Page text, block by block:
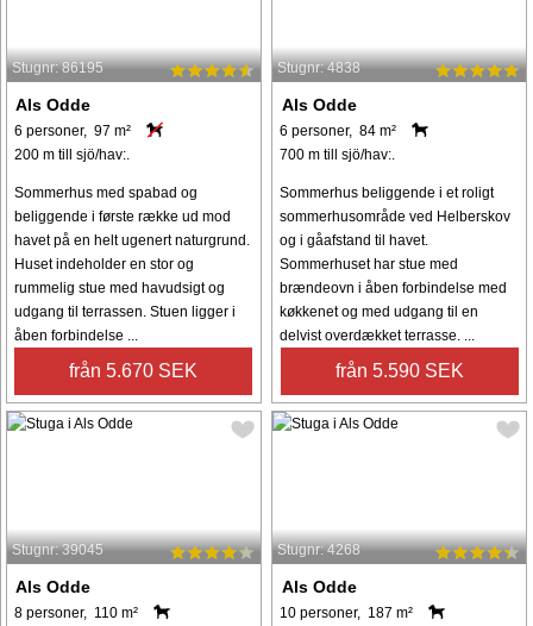
Stugnr: 86195
Als Odde
6 personer, 97 m²
200 m till sjö/hav:.
Sommerhus med spabad og
beliggende i første række ud mod
havet på en helt ugenert naturgrund.
Huset indeholder en stor og
rummelig stue med havudsigt og
udgang til terrassen. Stuen ligger i
åben forbindelse ...
från 5.670 SEK
Stugnr: 4838
Als Odde
6 personer, 84 m²
700 m till sjö/hav:.
Sommerhus beliggende i et roligt
sommerhusområde ved Helberskov
og i gåafstand til havet.
Sommerhuset har stue med
brændeovn i åben forbindelse med
køkkenet og med udgang til en
delvist overdækket terrasse. ...
från 5.590 SEK
Stugnr: 39045
Als Odde
8 personer, 110 m²
Stugnr: 4268
Als Odde
10 personer, 187 m²